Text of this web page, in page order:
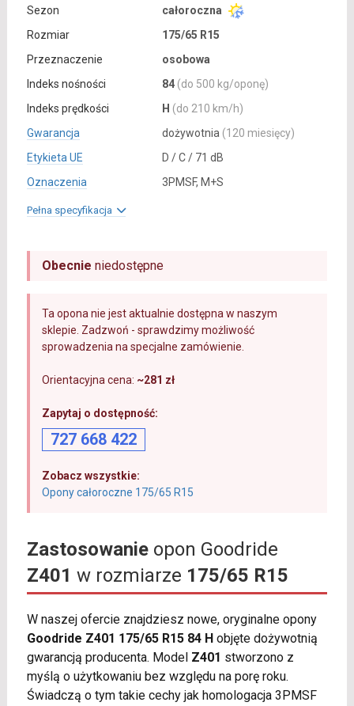
Sezon
całoroczna
Rozmiar
175/65 R15
Przeznaczenie
osobowa
Indeks nośności
84 (do 500 kg/oponę)
Indeks prędkości
H (do 210 km/h)
Gwarancja
dożywotnia (120 miesięcy)
Etykieta UE
D / C / 71 dB
Oznaczenia
3PMSF, M+S
Pełna specyfikacja
Obecnie niedostępne
Ta opona nie jest aktualnie dostępna w naszym
sklepie. Zadzwoń - sprawdzimy możliwość
sprowadzenia na specjalne zamówienie.
Orientacyjna cena: ~281 zł
Zapytaj o dostępność:
727 668 422
Zobacz wszystkie:
Opony całoroczne 175/65 R15
Zastosowanieopon Goodride
Z401 w rozmiarze 175/65 R15
W naszej ofercie znajdziesz nowe, oryginalne opony
Goodride Z401 175/65 R15 84 Hobjęte dożywotnią
gwarancją producenta. Model Z401 stworzono z
myślą o użytkowaniu bez względu na porę roku.
Świadczą o tym takie cechy jak homologacja 3PMSF